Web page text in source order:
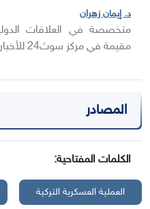
د. إيمان زهران
متخصصة في العلاقات
مقيمة في مركز سوث24 للأخبار والدراسات
المصادر
الكلمات المفتاحية:
العملية العسكرية التركية